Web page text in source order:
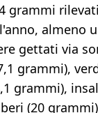
grammi
almeno
gettati via
grammi),
grammi),
(20